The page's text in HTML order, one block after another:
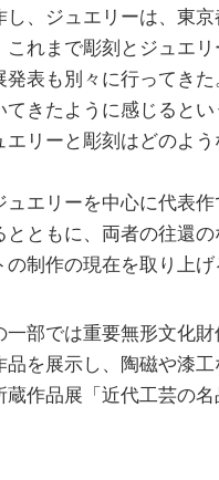
し、ジュエリーは、東
これまで彫刻とジュエリ
発表も別々に行ってきた
てきたように感じると
エリーと彫刻はどのよ
ュエリーを中心に代表
とともに、両者の往還
制作の現在を取り上げ
一部では重要無形文化
品を展示し、陶磁や漆
蔵作品展「近代工芸の